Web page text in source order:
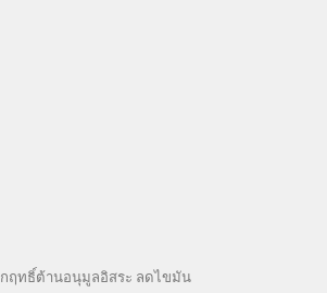
กฤทธิ์ต้านอนุมูลอิสระ ลดไขมัน